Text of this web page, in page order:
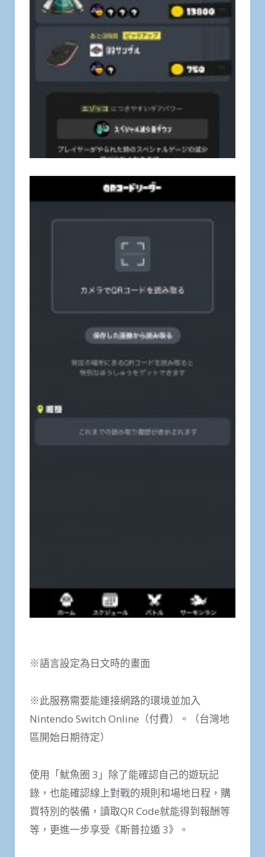
※語言設定為日文時的畫面
※此服務需要能連接網路的環境並加入
Nintendo Switch Online（付費）。（台灣地
區開始日期待定）
使用「魷魚圈 3」除了能確認自己的遊玩記
錄，也能確認線上對戰的規則和場地日程，購
買特別的裝備，讀取QR Code就能得到報酬等
等，更進一步享受《斯普拉遁 3》。